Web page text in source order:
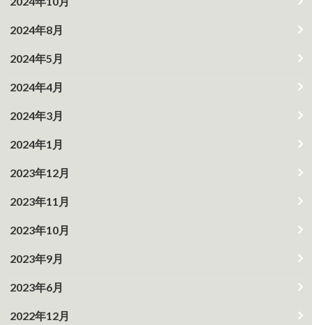
2024年8月
2024年5月
2024年4月
2024年3月
2024年1月
2023年12月
2023年11月
2023年10月
2023年9月
2023年6月
2022年12月